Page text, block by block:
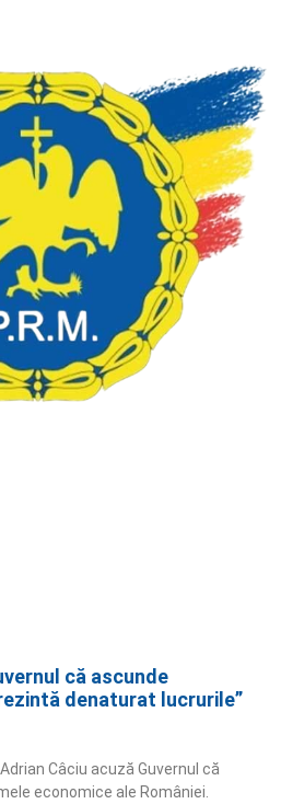
că ascunde
denaturat lucrurile”
Câciu acuză Guvernul că
economice ale României.